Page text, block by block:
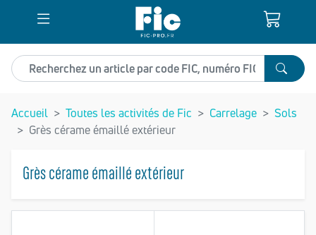
Recherchez un article
Accueil Toutes les activités de Fic Carrelage
Sols
Grès cérame émaillé extérieur
Grès cérame émaillé extérieur